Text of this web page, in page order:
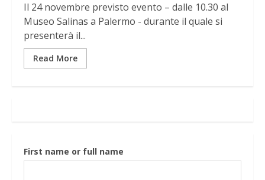
Il 24 novembre previsto evento – dalle 10.30 al
Museo Salinas a Palermo - durante il quale si
presenterà il...
Read More
First name or full name